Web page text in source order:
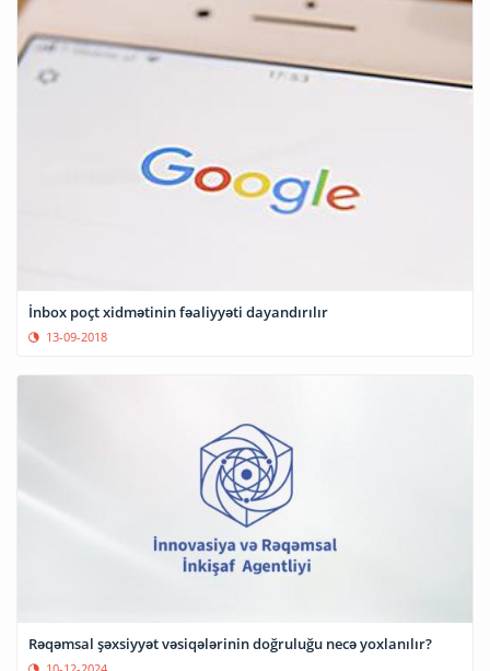
İnbox poçt xidmətinin fəaliyyəti dayandırılır
13-09-2018
Rəqəmsal şəxsiyyət vəsiqələrinin doğruluğu necə yoxlanılır?